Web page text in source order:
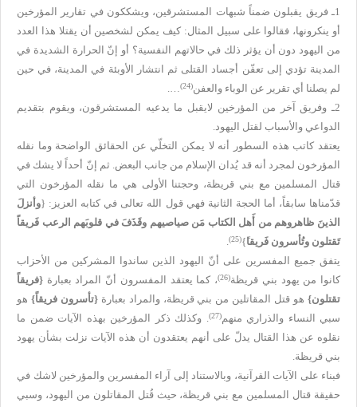
1ـ فريق يقبلون ضمناً شبهات المستشرقين، ويشككون في تقارير المؤرخين
أو ينكرونها، فقالوا على سبيل المثال: كيف يمكن لشخصين أن يقتلا هذا العدد
من اليهود دون أن يؤثر ذلك في حالاتهم النفسية؟ أو إنّ الحرارة الشديدة في
المدينة تؤدي إلى تعفّن أجساد القتلى ثم انتشار الأوبئة في المدينة، في حين
لم يصلنا أي تقرير عن الوباء والعفن(24)
….
2ـ وفريق آخر من المؤرخين لايقبل ما يدعيه المستشرقون، ويقوم بتقديم
الدواعي والأسباب لقتل اليهود.
يعتقد كاتب هذه السطور أنه لا يمكن التخلّي عن الحقائق الواضحة وما نقله
المؤرخون لمجرد أنه قد يُدان الإسلام من جانب البعض. ثم إنّ أحداً لا يشك في
قتال المسلمين مع بني قريظة، وحجتنا الأولى هي ما نقله المؤرخون التي
قدّمناها سابقاً، أما الحجة الثانية فهي قول الله تعالى في كتابه العزيز: {وأنزلَ
الذينَ ظاهروهم من أَهل الكتاب مَن صياصيهم وقَذَفَ في قلوبَهم الرعب فَريقاً
تَقتلون وتُأسرون فَريقاً}(25)
.
يتفق جميع المفسرين على أنّ اليهود الذين ساندوا المشركين من الأحزاب
كانوا من يهود بني قريظة(26) ، كما يعتقد المفسرون أنّ المراد بعبارة {فريقاً
تقتلون}هو قتل المقاتلين من بني قريظة، والمراد بعبارة{تأسرون فريقاً} هو
سبي النساء والذراري منهم(27)
. وكذلك ذكر المؤرخين بهذه الآيات ضمن ما
نقلوه عن هذا القتال يدلّ على أنهم يعتقدون أن هذه الآيات نزلت بشأن يهود
بني قريظة.
فبناء على الآيات القرآنية، وبالاستناد إلى آراء المفسرين والمؤرخين لاشك في
حقيقة قتال المسلمين مع بني قريظة، حيث قُتل المقاتلون من اليهود، وسبي